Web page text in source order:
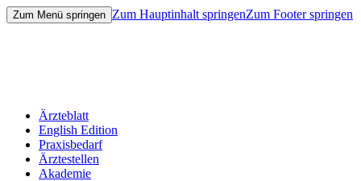
Zum Menü springen Zum Hauptinhalt springenZum Footer springen
Ärzteblatt
English Edition
Praxisbedarf
Ärztestellen
Akademie